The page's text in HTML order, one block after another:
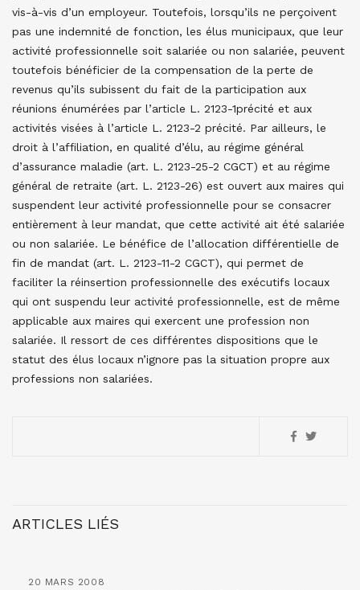
vis-à-vis d’un employeur. Toutefois, lorsqu’ils ne perçoivent
pas une indemnité de fonction, les élus municipaux, que leur
activité professionnelle soit salariée ou non salariée, peuvent
toutefois bénéficier de la compensation de la perte de
revenus qu’ils subissent du fait de la participation aux
réunions énumérées par l’article L. 2123-1précité et aux
activités visées à l’article L. 2123-2 précité. Par ailleurs, le
droit à l’affiliation, en qualité d’élu, au régime général
d’assurance maladie (art. L. 2123-25-2 CGCT) et au régime
général de retraite (art. L. 2123-26) est ouvert aux maires qui
suspendent leur activité professionnelle pour se consacrer
entièrement à leur mandat, que cette activité ait été salariée
ou non salariée. Le bénéfice de l’allocation différentielle de
fin de mandat (art. L. 2123-11-2 CGCT), qui permet de
faciliter la réinsertion professionnelle des exécutifs locaux
qui ont suspendu leur activité professionnelle, est de même
applicable aux maires qui exercent une profession non
salariée. Il ressort de ces différentes dispositions que le
statut des élus locaux n’ignore pas la situation propre aux
professions non salariées.
ARTICLES LIÉS
20 MARS 2008